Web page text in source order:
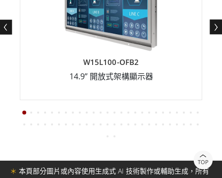
W15L100-OFB2
14.9” 開放式架構顯示器
TOP
＊ 本頁部分圖片或內容使用生成式 AI 技術製作或輔助生成，所有